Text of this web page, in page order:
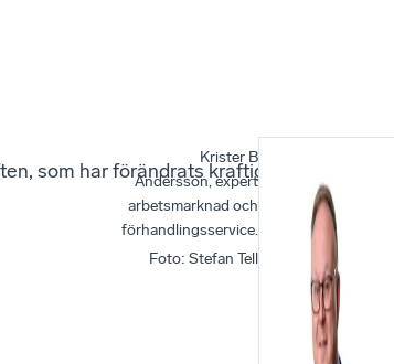
som har förändrats kraftigt över tid
Krister B
Andersson, expert
arbetsmarknad och
förhandlingsservice.
Foto: Stefan Tell